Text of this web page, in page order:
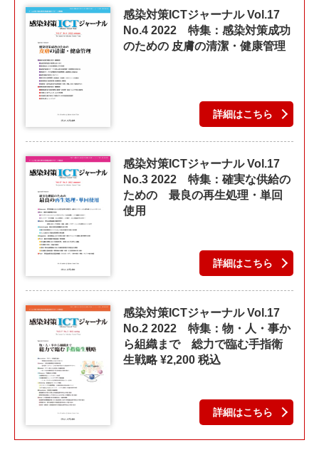
感染対策ICTジャーナル Vol.17
No.4 2022 特集：感染対策成功
のための 皮膚の清潔・健康管理
詳細はこちら
感染対策ICTジャーナル Vol.17
No.3 2022 特集：確実な供給の
ための 最良の再生処理・単回
使用
詳細はこちら
感染対策ICTジャーナル Vol.17
No.2 2022 特集：物・人・事か
ら組織まで 総力で臨む手指衛
生戦略 ¥2,200 税込
詳細はこちら